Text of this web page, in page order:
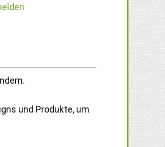
und Produkte, um